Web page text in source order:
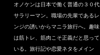
オノケンは日本で働く普通の３０代
サラリーマン。職場の先輩であるレ
ンジの誘いからマニラ旅行へ。趣味
は筋トレ、筋肉こそ正義だと思って
いる。旅行記や恋愛ネタをメイン